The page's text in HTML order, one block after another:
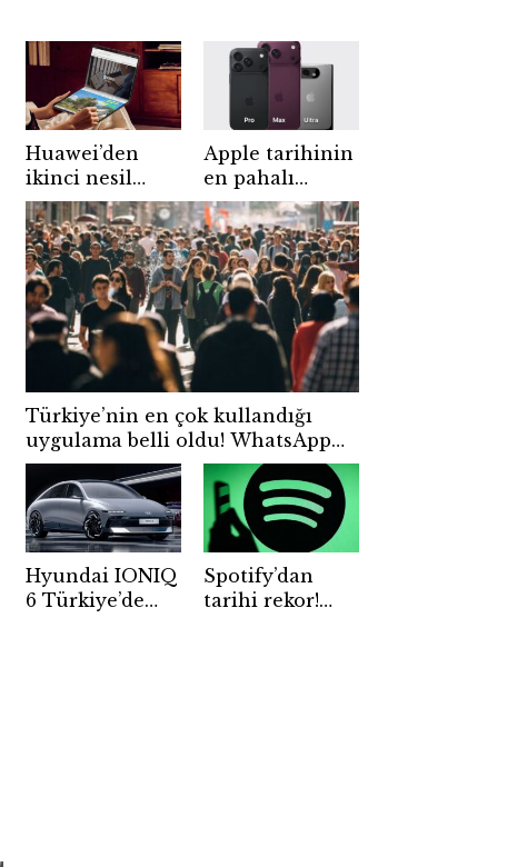
Huawei’den
ikinci nesil
katlanabilir
dizüstü:
MateBook Fold
2026 tanıtıldı
Apple tarihinin
en pahalı
iPhone’u
olabilir! iPhone
18 Pro için zam
beklentisi
güçleniyor
Türkiye’nin en çok kullandığı
uygulama belli oldu! WhatsApp
zirvede, Instagram geride kaldı
Hyundai IONIQ
6 Türkiye’de
Spotify’dan
tarihi rekor!